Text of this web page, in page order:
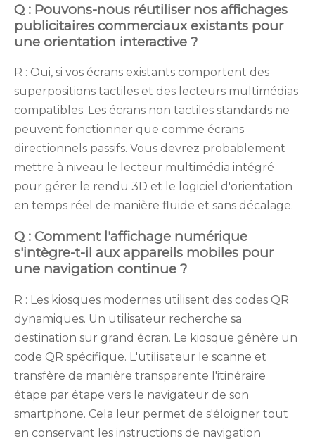
Q : Pouvons-nous réutiliser nos affichages
publicitaires commerciaux existants pour
une orientation interactive ?
R : Oui, si vos écrans existants comportent des
superpositions tactiles et des lecteurs multimédias
compatibles. Les écrans non tactiles standards ne
peuvent fonctionner que comme écrans
directionnels passifs. Vous devrez probablement
mettre à niveau le lecteur multimédia intégré
pour gérer le rendu 3D et le logiciel d'orientation
en temps réel de manière fluide et sans décalage.
Q : Comment l'affichage numérique
s'intègre-t-il aux appareils mobiles pour
une navigation continue ?
R : Les kiosques modernes utilisent des codes QR
dynamiques. Un utilisateur recherche sa
destination sur grand écran. Le kiosque génère un
code QR spécifique. L'utilisateur le scanne et
transfère de manière transparente l'itinéraire
étape par étape vers le navigateur de son
smartphone. Cela leur permet de s'éloigner tout
en conservant les instructions de navigation